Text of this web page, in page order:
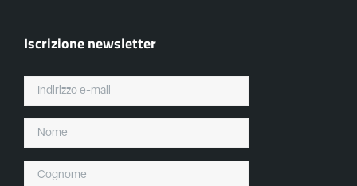
Iscrizione newsletter